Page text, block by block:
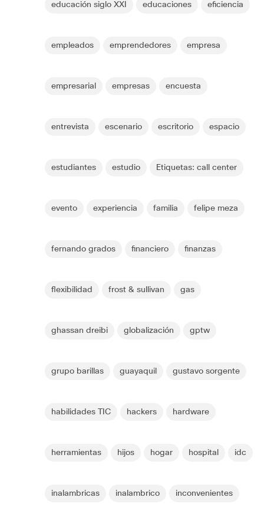
educación siglo XXI educaciones eficiencia
empleados emprendedores empresa
empresarial empresas encuesta
entrevista escenario escritorio espacio
estudiantes estudio Etiquetas: call center
evento experiencia familia felipe meza
fernando grados financiero finanzas
flexibilidad frost & sullivan gas
ghassan dreibi globalización gptw
grupo barillas guayaquil gustavo sorgente
habilidades TIC hackers hardware
herramientas hijos hogar hospital idc
inalambricas inalambrico inconvenientes